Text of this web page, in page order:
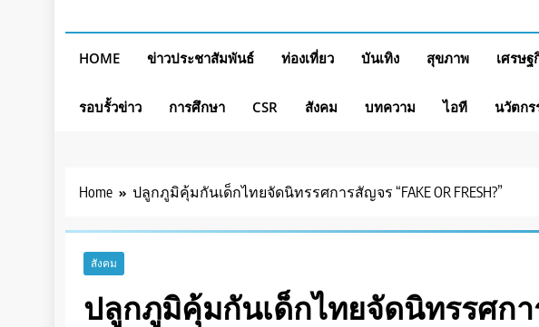
HOME ข่าวประชาสัมพันธ์ ท่องเที่ยว บันเทิง สุขภาพ เศรษฐ
รอบรั้วข่าว การศึกษา CSR สังคม บทความ ไอที นวัตกร
Home ปลูกภูมิคุ้มกันเด็กไทยจัดนิทรรศการสัญจร “FAKE OR FRESH?”
สังคม
ปลูกภูมิคุ้มกันเด็กไทยจัดนิทรรศกา